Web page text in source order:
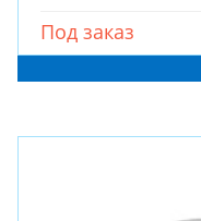
Под заказ